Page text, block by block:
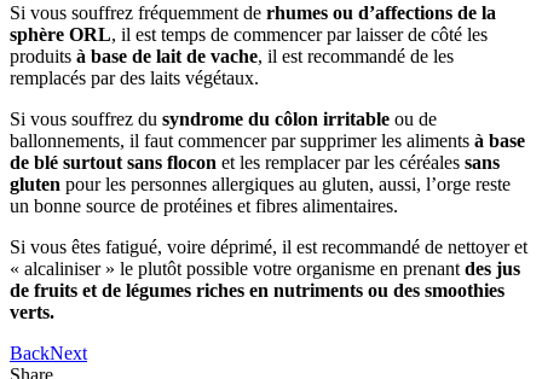
Si vous souffrez fréquemment de rhumes ou d’affections de la
sphère ORL, il est temps de commencer par laisser de côté les
produits à base de lait de vache, il est recommandé de les
remplacés par des laits végétaux.
Si vous souffrez du syndrome du côlon irritable ou de
ballonnements, il faut commencer par supprimer les aliments à base
de blé surtout sans flocon et les remplacer par les céréales sans
gluten pour les personnes allergiques au gluten, aussi, l’orge reste
un bonne source de protéines et fibres alimentaires.
Si vous êtes fatigué, voire déprimé, il est recommandé de nettoyer et
« alcaliniser » le plutôt possible votre organisme en prenant des jus
de fruits et de légumes riches en nutriments ou des smoothies
verts.
BackNext
Share